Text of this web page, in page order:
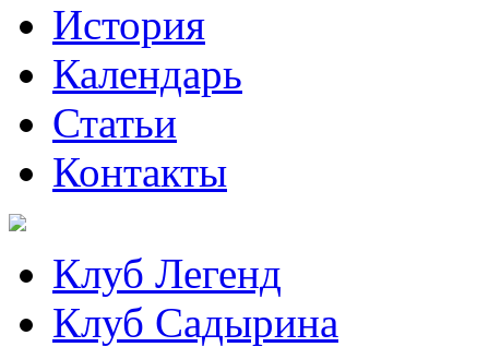
История
Календарь
Статьи
Контакты
Клуб Легенд
Клуб Садырина